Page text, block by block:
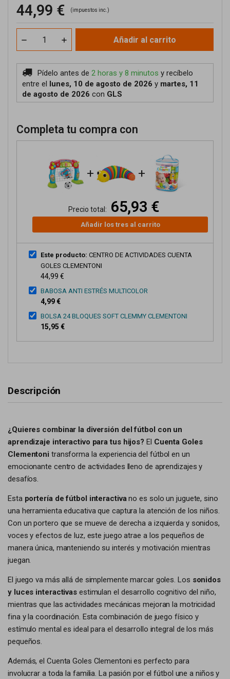
44,99 € (impuestos inc.)
Añadir al carrito
Pídelo antes de 2 horas y 8 minutos y recíbelo
entre el lunes, 10 de agosto de 2026 y martes, 11
de agosto de 2026 con GLS
Completa tu compra con
+ +
Precio total: 65,93 €
Añadir los tres al carrito
Este producto: CENTRO DE ACTIVIDADES CUENTA
GOLES CLEMENTONI
44,99 €
BABOSA ANTI ESTRÉS MULTICOLOR
4,99 €
BOLSA 24 BLOQUES SOFT CLEMMY CLEMENTONI
15,95 €
Descripción
¿Quieres combinar la diversión del fútbol con un
aprendizaje interactivo para tus hijos? El Cuenta Goles
Clementoni transforma la experiencia del fútbol en un
emocionante centro de actividades lleno de aprendizajes y
desafíos.
Esta portería de fútbol interactivano es solo un juguete, sino
una herramienta educativa que captura la atención de los niños.
Con un portero que se mueve de derecha a izquierda y sonidos,
voces y efectos de luz, este juego atrae a los pequeños de
manera única, manteniendo su interés y motivación mientras
juegan.
El juego va más allá de simplemente marcar goles. Los sonidos
y luces interactivas estimulan el desarrollo cognitivo del niño,
mientras que las actividades mecánicas mejoran la motricidad
fina y la coordinación. Esta combinación de juego físico y
estímulo mental es ideal para el desarrollo integral de los más
pequeños.
Además, el Cuenta Goles Clementoni es perfecto para
involucrar a toda la familia. La pasión por el fútbol une a niños y